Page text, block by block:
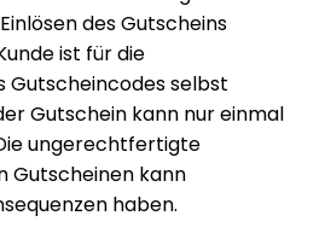
des Gutscheins
ist für die
Gutscheincodes selbst
Gutschein kann nur einmal
ungerechtfertigte
Gutscheinen kann
haben.